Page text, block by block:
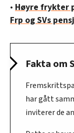
• Høyre frykter
Frp og SVs
Fakta om
har gått
inviterer de